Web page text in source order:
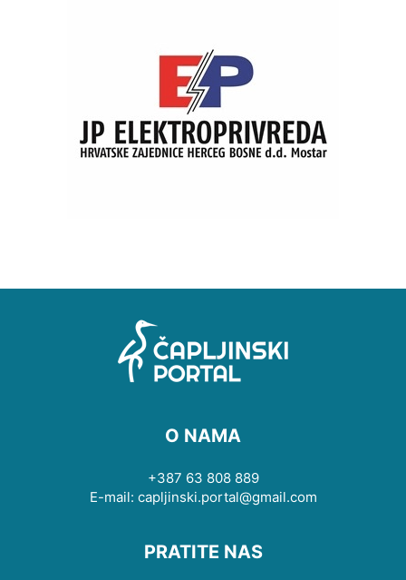
O NAMA
+387 63 808 889
E-mail: capljinski.portal@gmail.com
PRATITE NAS